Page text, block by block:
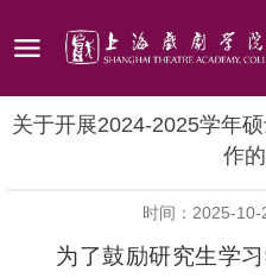
关于开展2024-2025学年
作
时间：2025-10-
为了鼓励研究生学